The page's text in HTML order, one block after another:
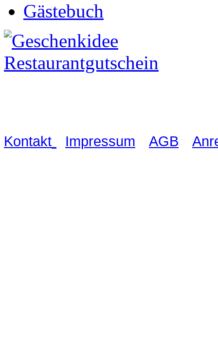
Gästebuch
Kontakt Impressum AGB